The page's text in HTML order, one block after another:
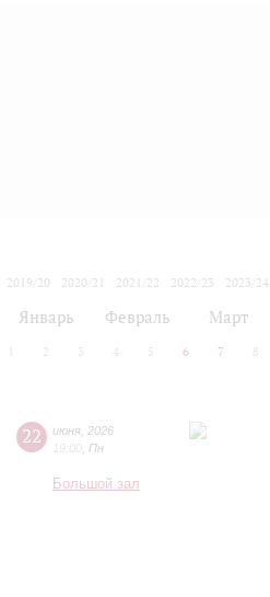
2019/20
2020/21 2021/22 2022/23
2023/24
Январь Февраль Март
2 3 4 5 6 7 8
22 июня 2026
19:00 Пн
Большой зал